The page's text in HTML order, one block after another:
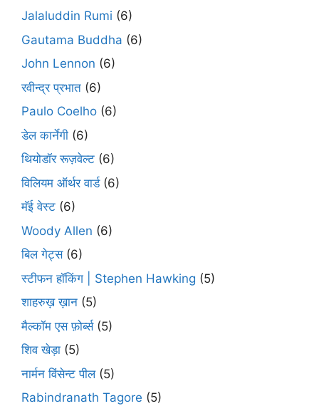
Jalaluddin Rumi (6)
Gautama Buddha (6)
John Lennon (6)
रवीन्द्र प्रभात (6)
Paulo Coelho (6)
डेल कार्नेगी (6)
थियोडॉर रूज़वेल्ट (6)
विलियम ऑर्थर वार्ड(6)
मॅई वेस्ट (6)
Woody Allen (6)
बिल गेट्स(6)
स्टीफन हॉकिंग | Stephen Hawking (5)
शाहरुख़ ख़ान (5)
मैल्कॉम एस फ़ोर्ब्स(5)
शिव खेड़ा (5)
नार्मन विंसेन्ट पील(5)
Rabindranath Tagore (5)